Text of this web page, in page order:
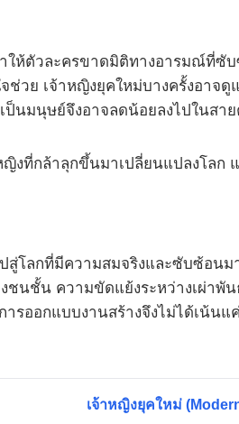
ห้ตัวละครขาดมิติทางอารมณ์ที่ซั
วย เจ้าหญิงยุคใหม่บางครั้งอาจ
นมนุษย์จึงอาจลดน้อยลงไปในสา
งที่กล้าลุกขึ้นมาเปลี่ยนแปลงโล
โลกที่มีความสมจริงและซับซ้อนม
นชั้น ความขัดแย้งระหว่างเผ่าพั
ออกแบบงานสร้างจึงไม่ได้เน้น
เจ้าหญิงยุคใหม่